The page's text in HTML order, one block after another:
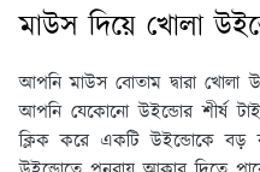
মাউস দিয়ে খোলা
আপনি মাউস বোতাম দ্বারা খোলা
আপনি যেকোনো উইন্ডোর শীর্ষ
ক্লিক করে একটি উইন্ডোকে বড়